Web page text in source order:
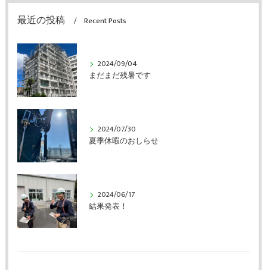
最近の投稿 Recent Posts
2024/09/04
まだまだ残暑です
2024/07/30
夏季休暇のおしらせ
2024/06/17
結果発表！